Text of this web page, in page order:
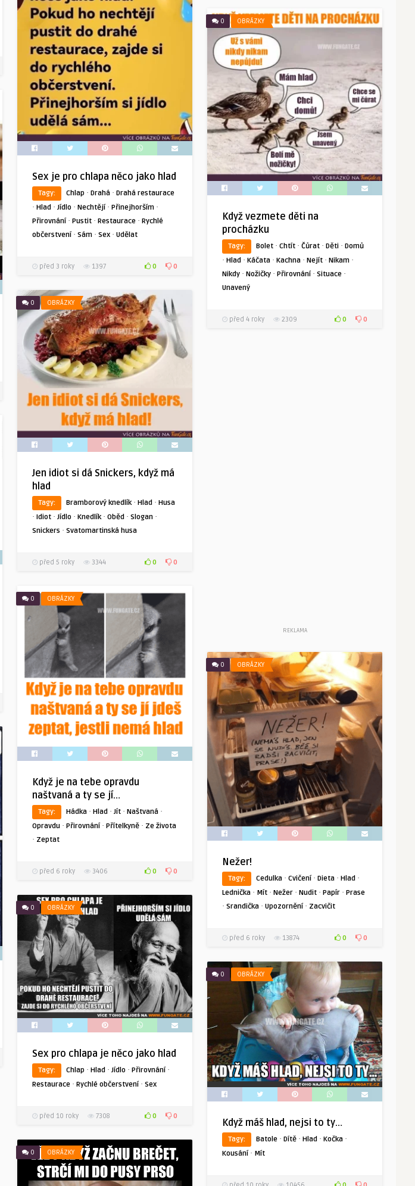
Sex je pro chlapa něco jako hlad
Tagy: Chlap · Drahá · Drahá restaurace
· Hlad · Jídlo · Nechtějí· Přinejhorším ·
Přirovnání· Pustit · Restaurace · Rychlé
občerstvení· Sám · Sex · Udělat
před 3 roky 1397 0 0
0 OBRÁZKY
Když vezmete děti na
procházku
Tagy: Bolet · Chtít · Čůrat · Děti · Domů
· Hlad · Káčata · Kachna · Nejít · Nikam ·
Nikdy · Nožičky · Přirovnání· Situace ·
Unavený
před 4 roky 2309 0 0
0 OBRÁZKY
Jen idiot si dá Snickers, když má
hlad
Tagy: Bramborový knedlík· Hlad · Husa
· Idiot · Jídlo · Knedlík· Oběd · Slogan ·
Snickers · Svatomartinská husa
před 5 roky 3344 0 0
REKLAMA
0 OBRÁZKY
Když je na tebe opravdu
naštvaná a ty se jí…
Tagy: Hádka · Hlad · Jít · Naštvaná ·
Opravdu · Přirovnání· Přítelkyně · Ze života
· Zeptat
před 6 roky 3406 0 0
0 OBRÁZKY
Nežer!
Tagy: Cedulka · Cvičení· Dieta · Hlad ·
Lednička · Mít · Nežer · Nudit · Papír · Prase
· Srandička · Upozornění· Zacvičit
před 6 roky 13874 0 0
0 OBRÁZKY
Sex pro chlapa je něco jako hlad
Tagy: Chlap · Hlad · Jídlo · Přirovnání·
Restaurace · Rychlé občerstvení· Sex
před 10 roky 7308 0 0
0 OBRÁZKY
Když máš hlad, nejsi to ty…
Tagy: Batole · Dítě · Hlad · Kočka ·
Kousání· Mít
0 OBRÁZKY